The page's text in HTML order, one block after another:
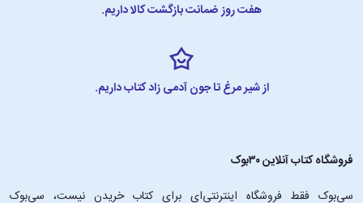
هفت روز ضمانت بازگشت کالا داریم.
از شیر مرغ تا جون آدمی زاد کتاب داریم.
فروشگاه کتاب آنلاین ۳۰بوک
سی‌بوک فقط فروشگاه اینترنتی‌ای برای کتاب خریدن نیست، سی‌بوک